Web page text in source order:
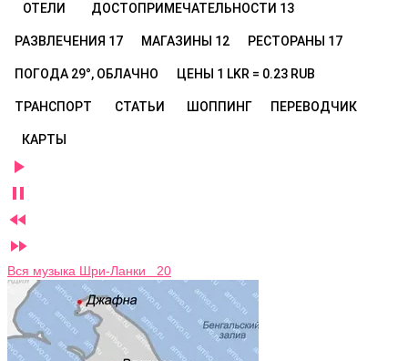
ОТЕЛИ ДОСТОПРИМЕЧАТЕЛЬНОСТИ 13
РАЗВЛЕЧЕНИЯ 17 МАГАЗИНЫ 12 РЕСТОРАНЫ 17
ПОГОДА 29°, ОБЛАЧНО ЦЕНЫ 1 LKR = 0.23 RUB
ТРАНСПОРТ СТАТЬИ ШОППИНГ ПЕРЕВОДЧИК
КАРТЫ




Вся музыка Шри-Ланки 20